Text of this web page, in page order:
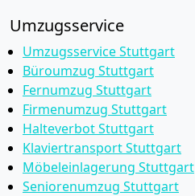
Umzugsservice
Umzugsservice Stuttgart
Büroumzug Stuttgart
Fernumzug Stuttgart
Firmenumzug Stuttgart
Halteverbot Stuttgart
Klaviertransport Stuttgart
Möbeleinlagerung Stuttgart
Seniorenumzug Stuttgart